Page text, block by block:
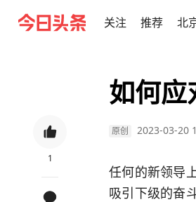
关注 推荐 北
1
如何应
原创 2023-03-20
任何的新领导
吸引下级的奋